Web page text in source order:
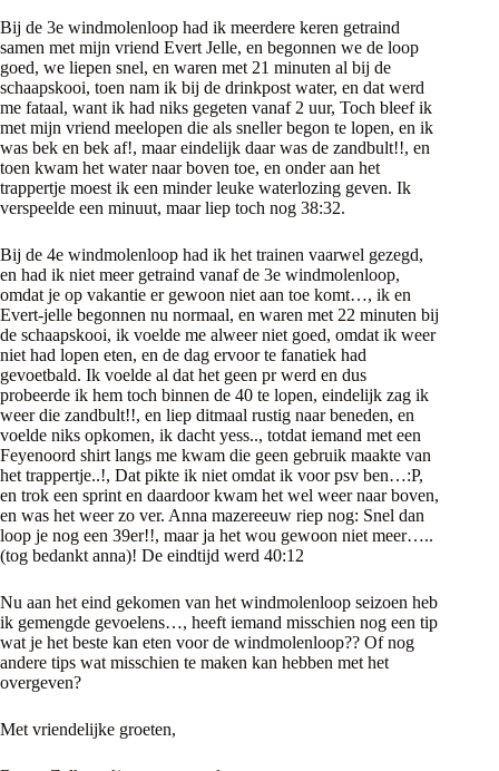
Bij de 3e windmolenloop had ik meerdere keren getraind
samen met mijn vriend Evert Jelle, en begonnen we de loop
goed, we liepen snel, en waren met 21 minuten al bij de
schaapskooi, toen nam ik bij de drinkpost water, en dat werd
me fataal, want ik had niks gegeten vanaf 2 uur, Toch bleef ik
met mijn vriend meelopen die als sneller begon te lopen, en ik
was bek en bek af!, maar eindelijk daar was de zandbult!!, en
toen kwam het water naar boven toe, en onder aan het
trappertje moest ik een minder leuke waterlozing geven. Ik
verspeelde een minuut, maar liep toch nog 38:32.
Bij de 4e windmolenloop had ik het trainen vaarwel gezegd,
en had ik niet meer getraind vanaf de 3e windmolenloop,
omdat je op vakantie er gewoon niet aan toe komt…, ik en
Evert-jelle begonnen nu normaal, en waren met 22 minuten bij
de schaapskooi, ik voelde me alweer niet goed, omdat ik weer
niet had lopen eten, en de dag ervoor te fanatiek had
gevoetbald. Ik voelde al dat het geen pr werd en dus
probeerde ik hem toch binnen de 40 te lopen, eindelijk zag ik
weer die zandbult!!, en liep ditmaal rustig naar beneden, en
voelde niks opkomen, ik dacht yess.., totdat iemand met een
Feyenoord shirt langs me kwam die geen gebruik maakte van
het trappertje..!, Dat pikte ik niet omdat ik voor psv ben…:P,
en trok een sprint en daardoor kwam het wel weer naar boven,
en was het weer zo ver. Anna mazereeuw riep nog: Snel dan
loop je nog een 39er!!, maar ja het wou gewoon niet meer…..
(tog bedankt anna)! De eindtijd werd 40:12
Nu aan het eind gekomen van het windmolenloop seizoen heb
ik gemengde gevoelens…, heeft iemand misschien nog een tip
wat je het beste kan eten voor de windmolenloop?? Of nog
andere tips wat misschien te maken kan hebben met het
overgeven?
Met vriendelijke groeten,